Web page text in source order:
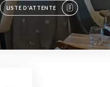
LISTE D'ATTENTE